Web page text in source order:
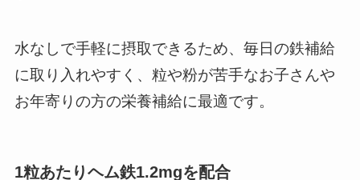
水なしで手軽に摂取できるため、毎日の鉄補給
に取り入れやすく、粒や粉が苦手なお子さんや
お年寄りの方の栄養補給に最適です。
1粒あたりヘム鉄1.2mgを配合